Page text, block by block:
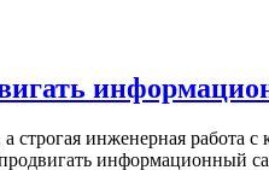
инженерная работа
информационный